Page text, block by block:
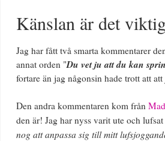
Känslan är det
Jag har fått två smarta kommentarer
annat orden "Du vet ju att du kan
fortare än jag någonsin hade trott att
Den andra kommentaren kom från
den är! Jag har nyss varit ute och
nog att anpassa sig till mitt